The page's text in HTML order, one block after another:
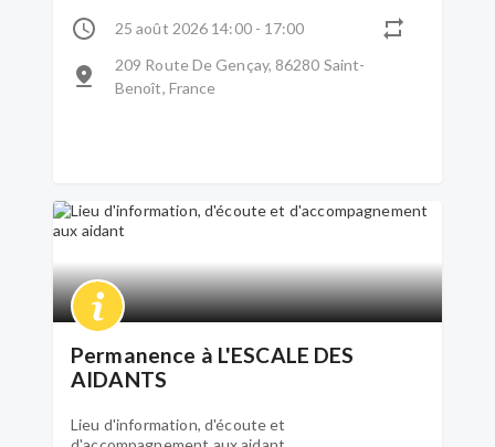
25 août 2026 14:00 - 17:00
209 Route De Gençay, 86280 Saint-
Benoît, France
Permanence à L'ESCALE DES
AIDANTS
Lieu d'information, d'écoute et